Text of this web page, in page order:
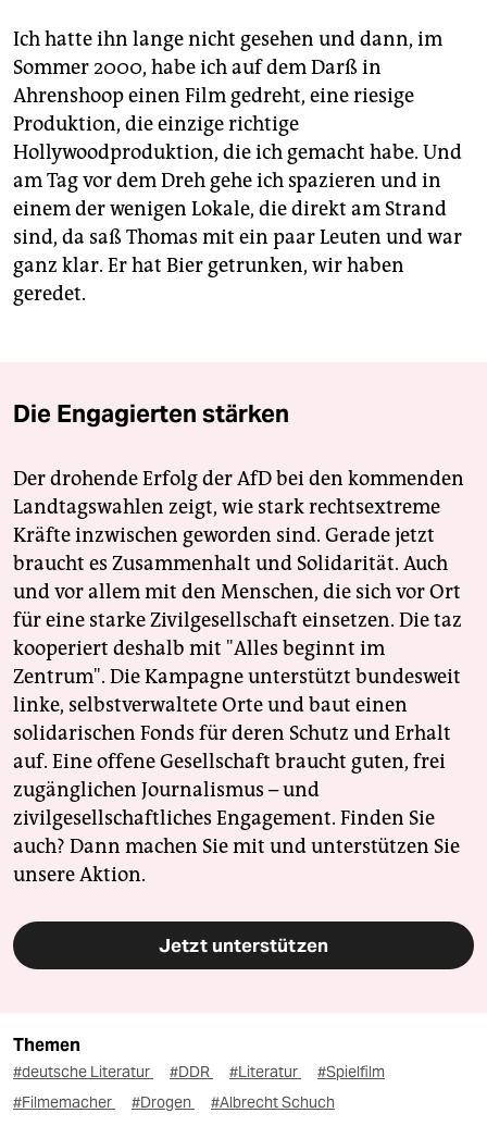
Ich hatte ihn lange nicht gesehen und dann, im
Sommer 2000, habe ich auf dem Darß in
Ahrenshoop einen Film gedreht, eine riesige
Produktion, die einzige richtige
Hollywoodproduktion, die ich gemacht habe. Und
am Tag vor dem Dreh gehe ich spazieren und in
einem der wenigen Lokale, die direkt am Strand
sind, da saß Thomas mit ein paar Leuten und war
ganz klar. Er hat Bier getrunken, wir haben
geredet.
Die Engagierten stärken
Der drohende Erfolg der AfD bei den kommenden
Landtagswahlen zeigt, wie stark rechtsextreme
Kräfte inzwischen geworden sind. Gerade jetzt
braucht es Zusammenhalt und Solidarität. Auch
und vor allem mit den Menschen, die sich vor Ort
für eine starke Zivilgesellschaft einsetzen. Die taz
kooperiert deshalb mit "Alles beginnt im
Zentrum". Die Kampagne unterstützt bundesweit
linke, selbstverwaltete Orte und baut einen
solidarischen Fonds für deren Schutz und Erhalt
auf. Eine offene Gesellschaft braucht guten, frei
zugänglichen Journalismus – und
zivilgesellschaftliches Engagement. Finden Sie
auch? Dann machen Sie mit und unterstützen Sie
unsere Aktion.
Jetzt unterstützen
Themen
#deutsche Literatur #DDR #Literatur
#Spielfilm
#Filmemacher
#Drogen #Albrecht Schuch